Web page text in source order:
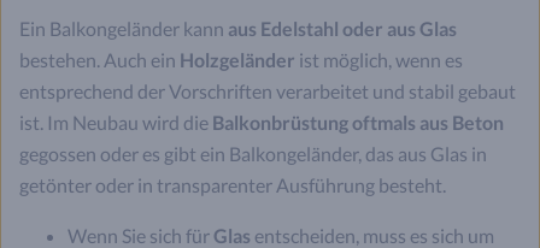
Ein Balkongeländer kann aus Edelstahl oder aus Glas
bestehen. Auch ein Holzgeländer ist möglich, wenn es
entsprechend der Vorschriften verarbeitet und stabil gebaut
ist. Im Neubau wird die Balkonbrüstung oftmals aus Beton
gegossen oder es gibt ein Balkongeländer, das aus Glas in
getönter oder in transparenter Ausführung besteht.
Wenn Sie sich für Glas entscheiden, muss es sich um